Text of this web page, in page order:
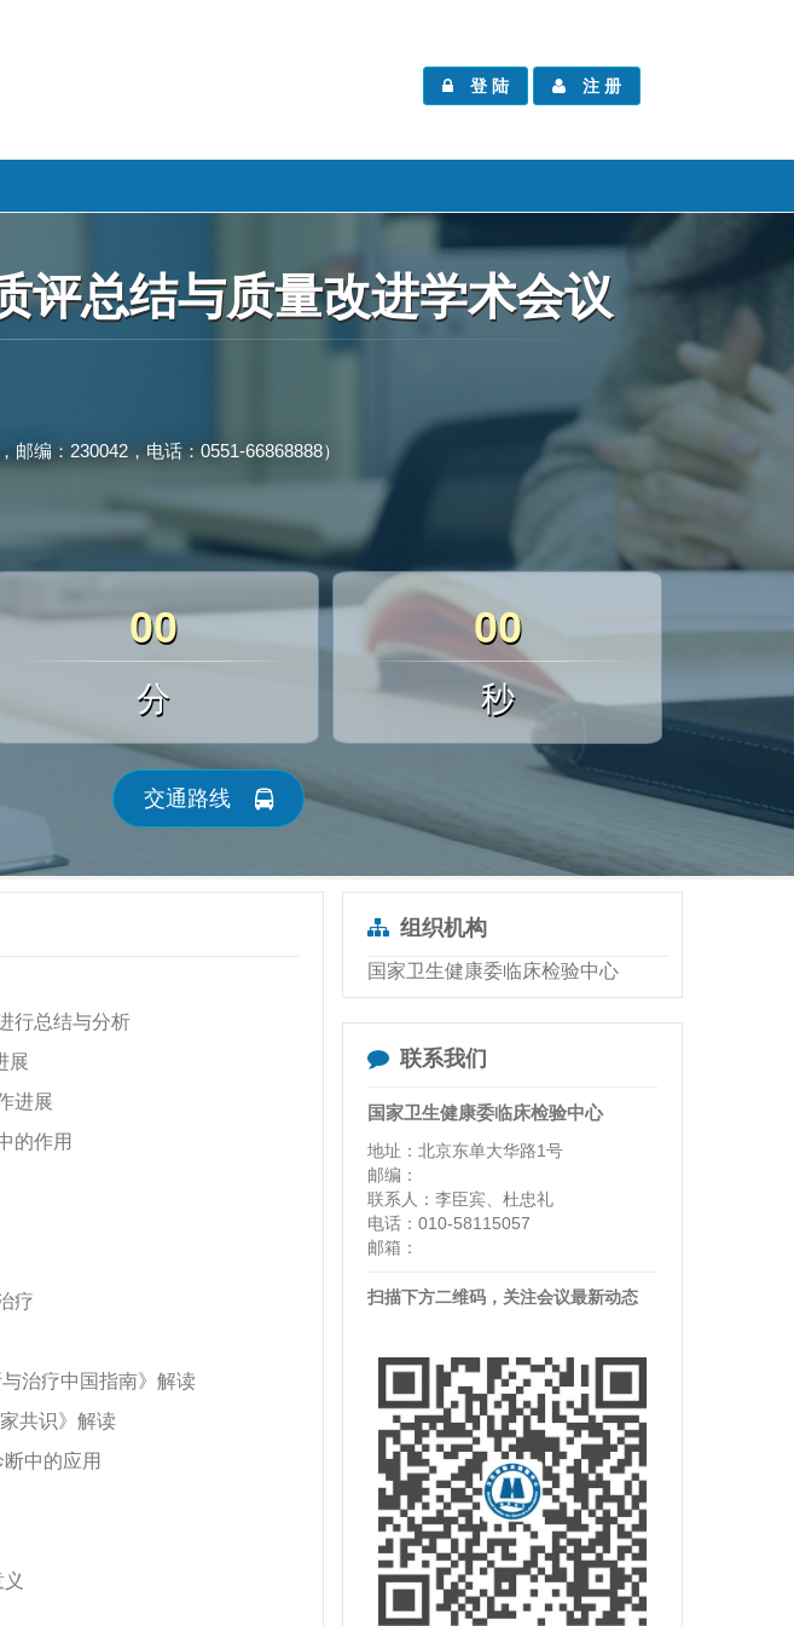
登 陆 注 册
评总结与质量改进学术会议
编：230042，电话：0551-66868888）
00
分
00
秒
交通路线
行总结与分析
展
进展
的作用
疗
治疗中国指南》解读
共识》解读
中的应用
组织机构
国家卫生健康委临床检验中心
联系我们
国家卫生健康委临床检验中心
地址：北京东单大华路1号
邮编：
联系人：李臣宾、杜忠礼
电话：010-58115057
邮箱：
扫描下方二维码，关注会议最新动态